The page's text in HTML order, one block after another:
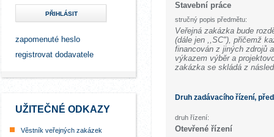
PŘIHLÁSIT
zapomenuté heslo
registrovat dodavatele
UŽITEČNÉ ODKAZY
Věstník veřejných zakázek
Stavební práce
stručný popis předmětu:
Veřejná zakázka bude
(dále jen ,,SC"), přičemž
financován z jiných zdrojů
výkazem výběr a
zakázka se skládá z
Druh zadávacího řízení,
druh řízení:
Otevřené řízení